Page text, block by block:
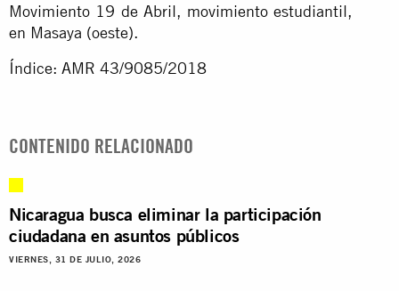
Movimiento 19 de Abril, movimiento estudiantil,
en Masaya (oeste).
Índice: AMR 43/9085/2018
CONTENIDO RELACIONADO
Nicaragua busca eliminar la participación
ciudadana en asuntos públicos
VIERNES, 31 DE JULIO, 2026